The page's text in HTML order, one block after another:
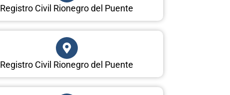
Registro Civil Rionegro del Puente
Registro Civil Rionegro del Puente